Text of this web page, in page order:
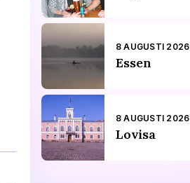
8 AUGUSTI 2026
Essen
8 AUGUSTI 2026
Lovisa